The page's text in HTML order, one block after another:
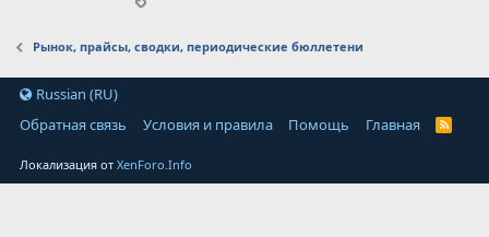
Рынок, прайсы, сводки, периодические бюллетени
Russian (RU)
Обратная связь
Условия и правила Помощь Главная
Локализация отXenForo.Info